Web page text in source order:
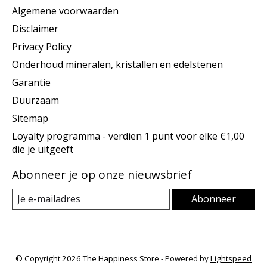
Algemene voorwaarden
Disclaimer
Privacy Policy
Onderhoud mineralen, kristallen en edelstenen
Garantie
Duurzaam
Sitemap
Loyalty programma - verdien 1 punt voor elke €1,00
die je uitgeeft
Abonneer je op onze nieuwsbrief
Abonneer
© Copyright 2026 The Happiness Store - Powered byLightspeed